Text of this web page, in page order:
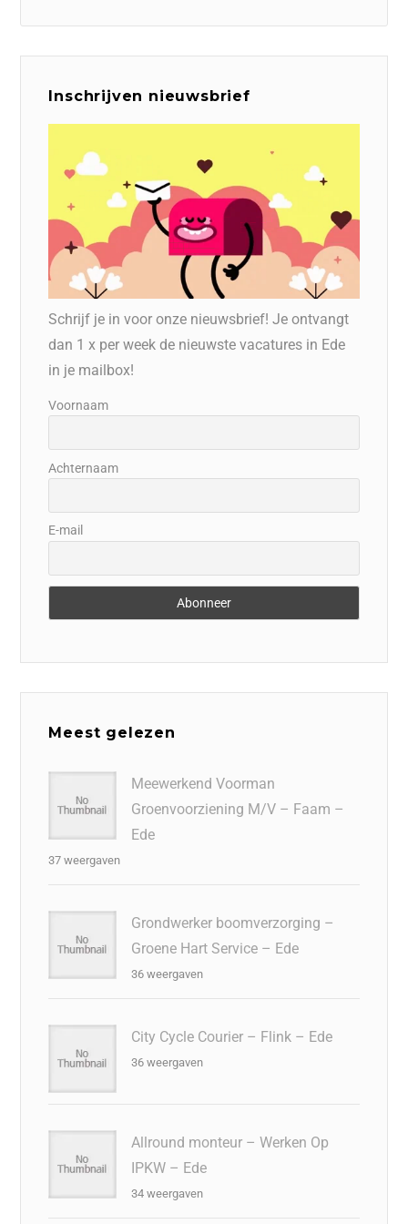
Inschrijven nieuwsbrief
Schrijf je in voor onze nieuwsbrief! Je ontvangt
dan 1 x per week de nieuwste vacatures in Ede
in je mailbox!
Voornaam
Achternaam
E-mail
Meest gelezen
Meewerkend Voorman
Groenvoorziening M/V – Faam –
Ede
37 weergaven
Grondwerker boomverzorging –
Groene Hart Service – Ede
36 weergaven
City Cycle Courier – Flink – Ede
36 weergaven
Allround monteur – Werken Op
IPKW – Ede
34 weergaven